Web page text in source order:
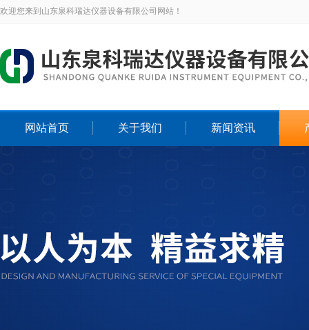
欢迎您来到山东泉科瑞达仪器设备有限公司网站！
网站首页 关于我们 新闻资讯